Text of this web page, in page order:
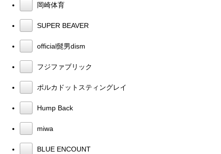
岡崎体育
SUPER BEAVER
official髭男dism
フジファブリック
ポルカドットスティングレイ
Hump Back
miwa
BLUE ENCOUNT